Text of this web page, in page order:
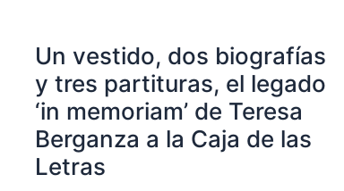
interés»
Un vestido, dos biografías
y tres partituras, el legado
‘in memoriam’ de Teresa
Berganza a la Caja de las
Letras